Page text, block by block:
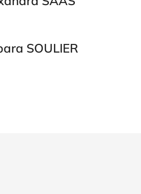
SOULIER